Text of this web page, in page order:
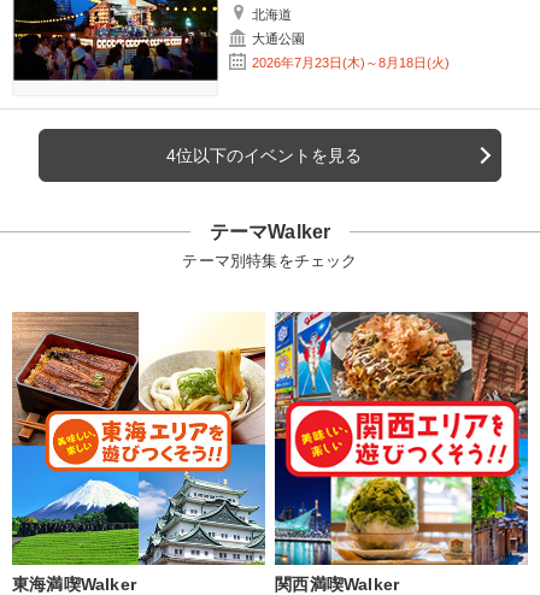
北海道
大通公園
2026年7月23日(木)～8月18日(火)
4位以下のイベントを見る
テーマWalker
テーマ別特集をチェック
東海満喫Walker 関西満喫Walker